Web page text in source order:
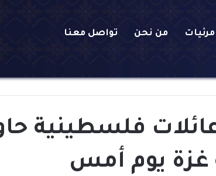
مرئيات من نحن تواصل معنا
فلسطينية
غزة يوم أمس